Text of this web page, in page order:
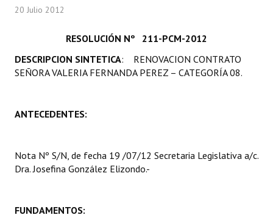
Comisiones Especiales
Concejales Mandato Cumplido
Programas
Constitución Nacional
Carta Orgánica 2007
20 Julio 2012
RESOLUCIÓN Nº 211-PCM-2012
DESCRIPCION SINTETICA: RENOVACION CONTRATO
SEÑORA VALERIA FERNANDA PEREZ – CATEGORÍA 08.
ANTECEDENTES:
Nota Nº S/N, de fecha 19 /07/12 Secretaria Legislativa a/c.
Dra. Josefina González Elizondo.-
FUNDAMENTOS: